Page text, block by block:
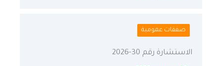
صفقات عمومية
الاستشارة رقم 30-2026